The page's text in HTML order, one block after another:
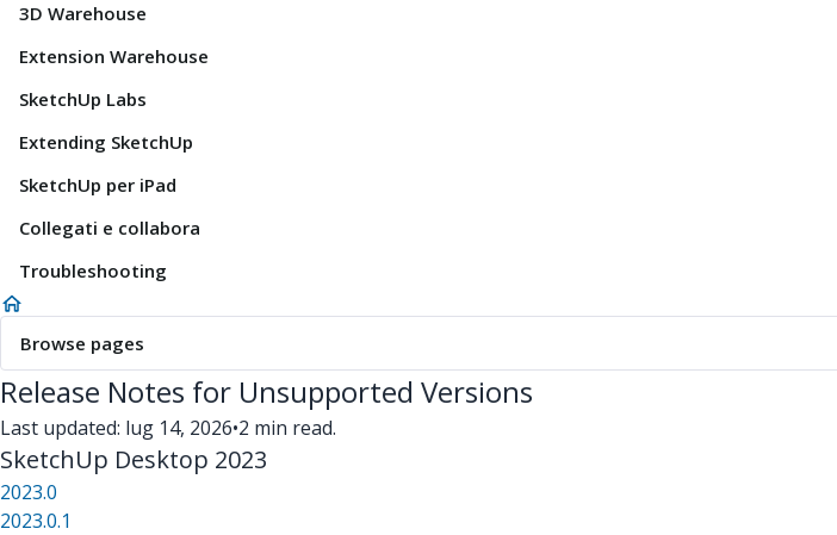
3D Warehouse
Extension Warehouse
SketchUp Labs
Extending SketchUp
SketchUp per iPad
Collegati e collabora
Troubleshooting
Browse pages
Release Notes for Unsupported Versions
Last updated: lug 14, 2026•2 min read.
SketchUp Desktop 2023
2023.0
2023.0.1